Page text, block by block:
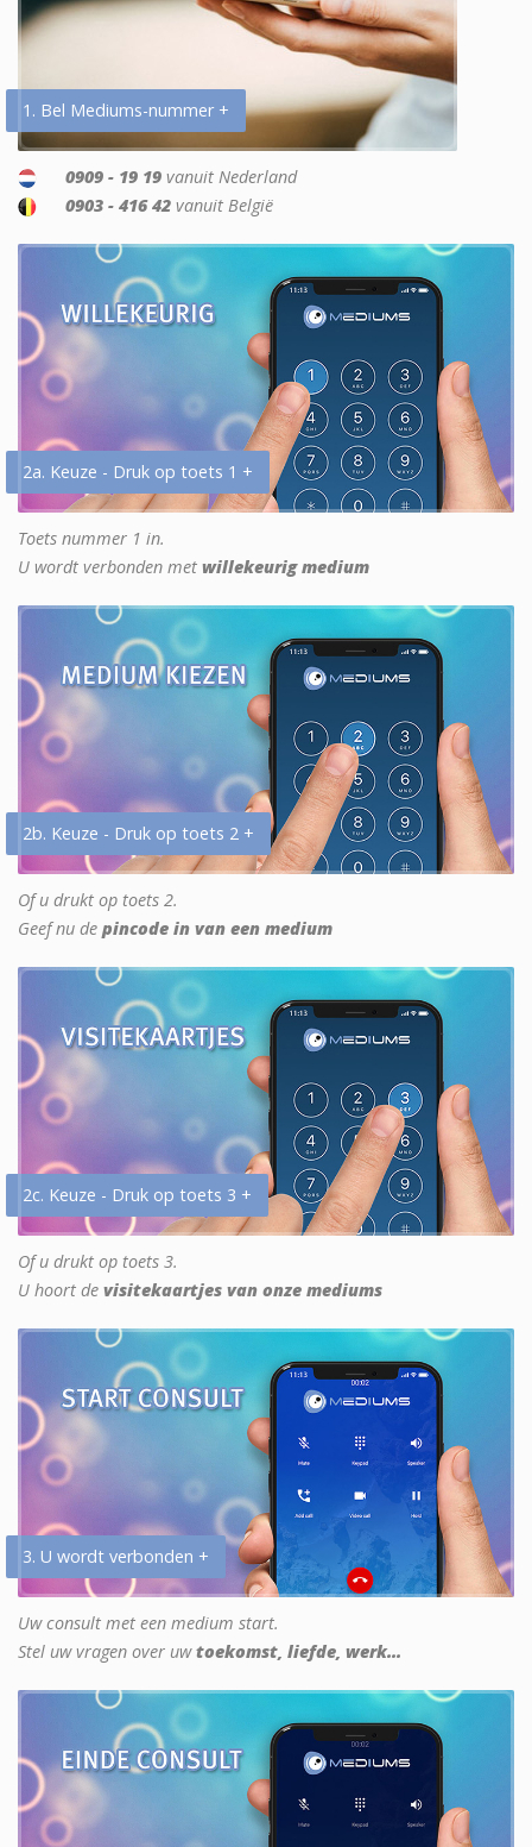
1. Bel Mediums-nummer +
0909 - 19 19 vanuit Nederland
0903 - 416 42 vanuit België
2a. Keuze - Druk op toets 1 +
Toets nummer 1 in.
U wordt verbonden met willekeurig medium
2b. Keuze - Druk op toets 2 +
Of u drukt op toets 2.
Geef nu de pincode in van een medium
2c. Keuze - Druk op toets 3 +
Of u drukt op toets 3.
U hoort de visitekaartjes van onze mediums
3. U wordt verbonden +
Uw consult met een medium start.
Stel uw vragen over uwtoekomst, liefde, werk...